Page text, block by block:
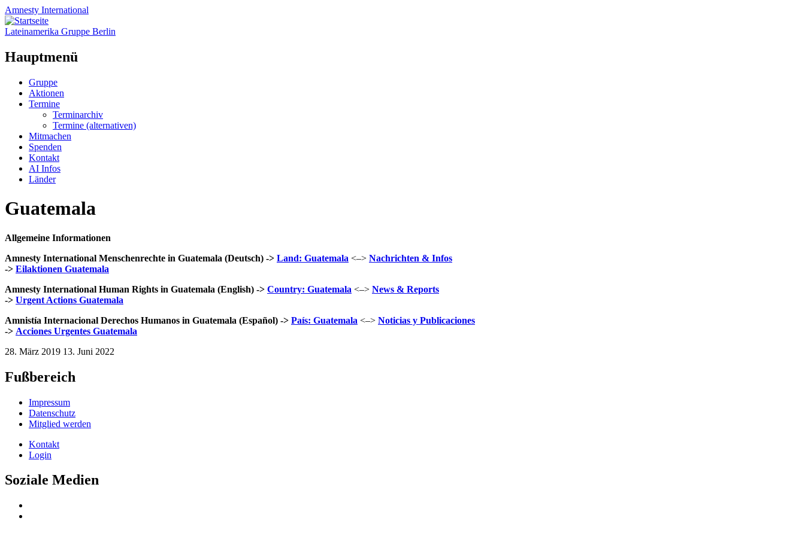
Amnesty International
Lateinamerika Gruppe Berlin
Hauptmenü
Zum
Inhalt
springen
Gruppe
Aktionen
Termine
Terminarchiv
Termine (alternativen)
Mitmachen
Spenden
Kontakt
AI Infos
Länder
Guatemala
Allgemeine Informationen
Amnesty International Menschenrechte in Guatemala (Deutsch) -> Land: Guatemala <–> Nachrichten & Infos
-> Eilaktionen Guatemala
Amnesty International Human Rights in Guatemala (English) -> Country: Guatemala <–> News & Reports
-> Urgent Actions Guatemala
Amnistía Internacional Derechos Humanos in Guatemala (Español) -> País: Guatemala <–> Noticias y Publicaciones
-> Acciones Urgentes Guatemala
28. März 2019 13. Juni 2022
Fußbereich
Impressum
Datenschutz
Mitglied werden
Kontakt
Login
Soziale Medien